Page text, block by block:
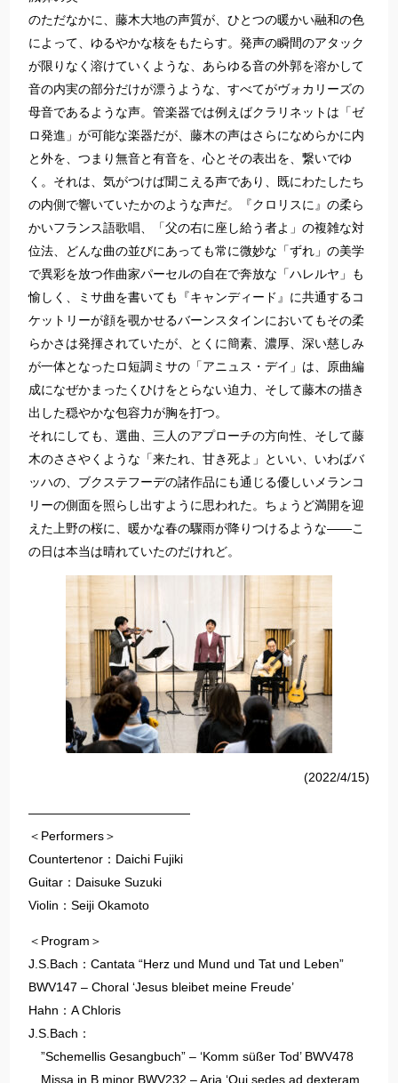
のただなかに、藤木大地の声質が、ひとつの暖かい融和の色
によって、ゆるやかな核をもたらす。発声の瞬間のアタック
が限りなく溶けていくような、あらゆる音の外郭を溶かして
音の内実の部分だけが漂うような、すべてがヴォカリーズの
母音であるような声。管楽器では例えばクラリネットは「ゼ
ロ発進」が可能な楽器だが、藤木の声はさらになめらかに内
と外を、つまり無音と有音を、心とその表出を、繋いでゆ
く。それは、気がつけば聞こえる声であり、既にわたしたち
の内側で響いていたかのような声だ。『クロリスに』の柔ら
かいフランス語歌唱、「父の右に座し給う者よ」の複雑な対
位法、どんな曲の並びにあっても常に微妙な「ずれ」の美学
で異彩を放つ作曲家パーセルの自在で奔放な「ハレルヤ」も
愉しく、ミサ曲を書いても『キャンディード』に共通するコ
ケットリーが顔を覗かせるバーンスタインにおいてもその柔
らかさは発揮されていたが、とくに簡素、濃厚、深い慈しみ
が一体となったロ短調ミサの「アニュス・デイ」は、原曲編
成になぜかまったくひけをとらない迫力、そして藤木の描き
出した穏やかな包容力が胸を打つ。
それにしても、選曲、三人のアプローチの方向性、そして藤
木のささやくような「来たれ、甘き死よ」といい、いわばバ
ッハの、ブクステフーデの諸作品にも通じる優しいメランコ
リーの側面を照らし出すように思われた。ちょうど満開を迎
えた上野の桜に、暖かな春の驟雨が降りつけるような――こ
の日は本当は晴れていたのだけれど。
(2022/4/15)
—————————————
＜Performers＞
Countertenor：Daichi Fujiki
Guitar：Daisuke Suzuki
Violin：Seiji Okamoto
＜Program＞
J.S.Bach：Cantata “Herz und Mund und Tat und Leben”
BWV147 – Choral ‘Jesus bleibet meine Freude’
Hahn：A Chloris
J.S.Bach：
”Schemellis Gesangbuch” – ‘Komm süßer Tod’ BWV478
Missa in B minor BWV232 – Aria ‘Qui sedes ad dexteram